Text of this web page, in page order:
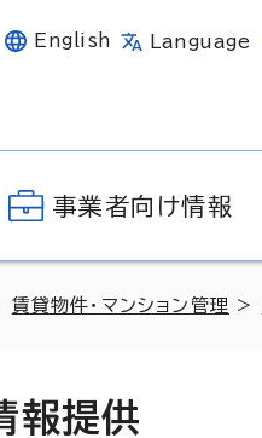
English Language
事業者向け情報
賃貸物件・マンション管理 >
報提供